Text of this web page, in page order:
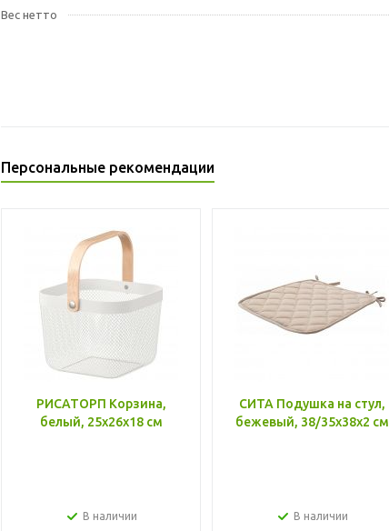
Вес нетто
Персональные рекомендации
РИСАТОРП Корзина,
белый, 25x26x18 см
В наличии
СИТА Подушка на стул,
бежевый, 38/35x38x2 см
В наличии